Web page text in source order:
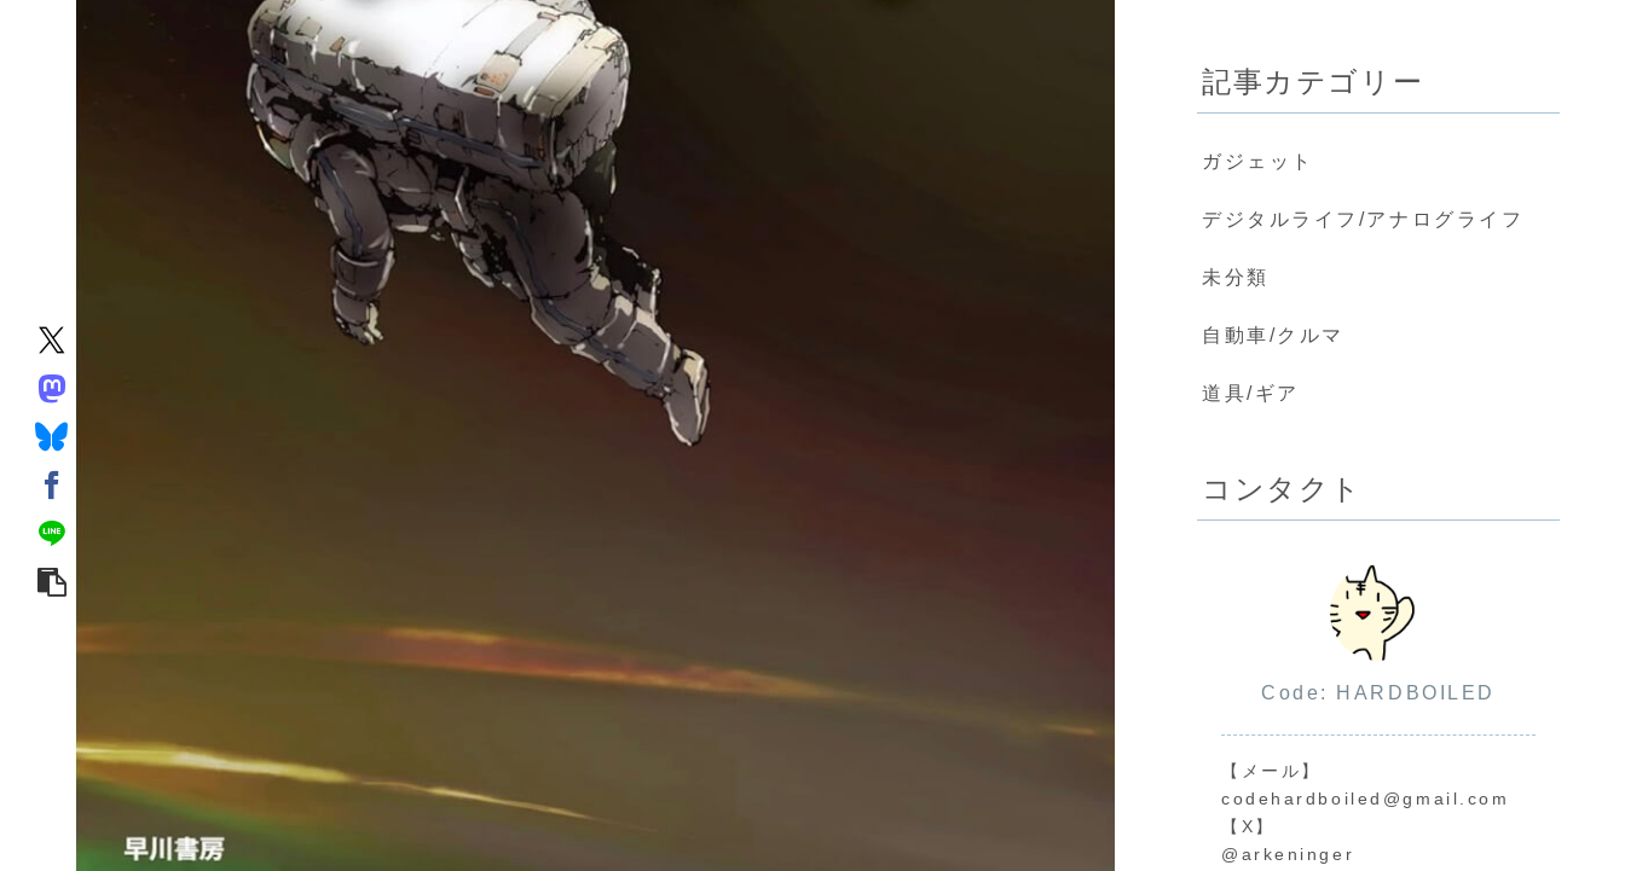
記事カテゴリー
ガジェット
デジタルライフ/アナログライフ
未分類
自動車/クルマ
道具/ギア
コンタクト
Code: HARDBOILED
【メール】
codehardboiled@gmail.com
【X】
@arkeninger